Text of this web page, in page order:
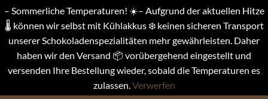
– Sommerliche Temperaturen! ☀️– Aufgrund der aktuellen Hitze
🌡️ können wir selbst mit Kühlakkus ❄️ keinen sicheren Transport
unserer Schokoladenspezialitäten mehr gewährleisten. Daher
haben wir den Versand 📦 vorübergehend eingestellt und
versenden Ihre Bestellung wieder, sobald die Temperaturen es
zulassen.Verwerfen